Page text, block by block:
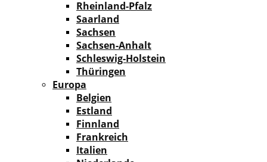
Rheinland-Pfalz
Saarland
Sachsen
Sachsen-Anhalt
Schleswig-Holstein
Thüringen
Europa
Belgien
Estland
Finnland
Frankreich
Italien